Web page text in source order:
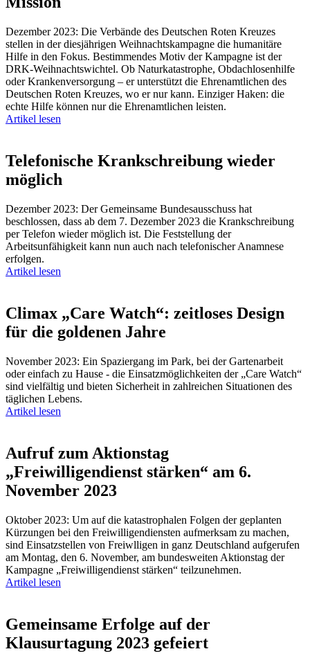
Dezember 2023: Die Verbände des Deutschen Roten Kreuzes
stellen in der diesjährigen Weihnachtskampagne die humanitäre
Hilfe in den Fokus. Bestimmendes Motiv der Kampagne ist der
DRK-Weihnachtswichtel. Ob Naturkatastrophe, Obdachlosenhilfe
oder Krankenversorgung – er unterstützt die Ehrenamtlichen des
Deutschen Roten Kreuzes, wo er nur kann. Einziger Haken: die
echte Hilfe können nur die Ehrenamtlichen leisten.
Artikel lesen
Telefonische Krankschreibung wieder
möglich
Dezember 2023: Der Gemeinsame Bundesausschuss hat
beschlossen, dass ab dem 7. Dezember 2023 die Krankschreibung
per Telefon wieder möglich ist. Die Feststellung der
Arbeitsunfähigkeit kann nun auch nach telefonischer Anamnese
erfolgen.
Artikel lesen
Climax „Care Watch“: zeitloses Design
für die goldenen Jahre
November 2023: Ein Spaziergang im Park, bei der Gartenarbeit
oder einfach zu Hause - die Einsatzmöglichkeiten der „Care Watch“
sind vielfältig und bieten Sicherheit in zahlreichen Situationen des
täglichen Lebens.
Artikel lesen
Aufruf zum Aktionstag
„Freiwilligendienst stärken“ am 6.
November 2023
Oktober 2023: Um auf die katastrophalen Folgen der geplanten
Kürzungen bei den Freiwilligendiensten aufmerksam zu machen,
sind Einsatzstellen von Freiwlligen in ganz Deutschland aufgerufen
am Montag, den 6. November, am bundesweiten Aktionstag der
Kampagne „Freiwilligendienst stärken“ teilzunehmen.
Artikel lesen
Gemeinsame Erfolge auf der
Klausurtagung 2023 gefeiert